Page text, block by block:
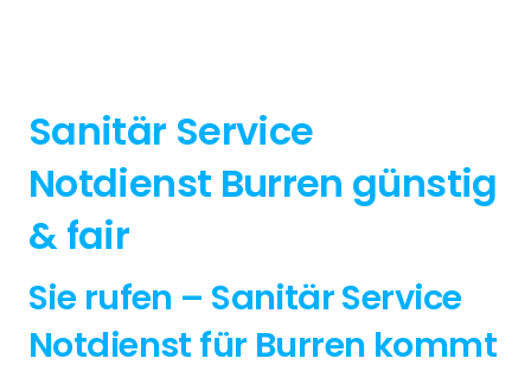
Sanitär Service
Notdienst Burren günstig
& fair
Sie rufen – Sanitär Service
Notdienst für Burren kommt